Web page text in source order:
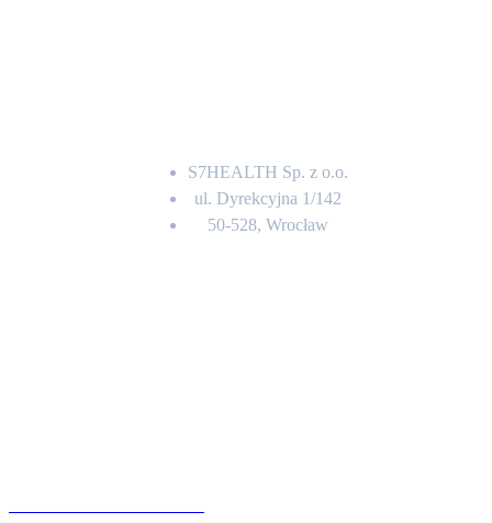
S7HEALTH Sp. z o.o.
ul. Dyrekcyjna 1/142
50-528, Wrocław